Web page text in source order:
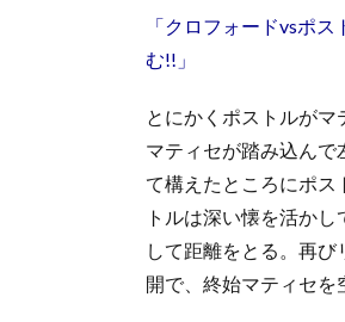
「クロフォードvsポ
む!!」
とにかくポストルがマ
マティセが踏み込ん
て構えたところにポス
トルは深い懐を活か
して距離をとる。再
開で、終始マティセを